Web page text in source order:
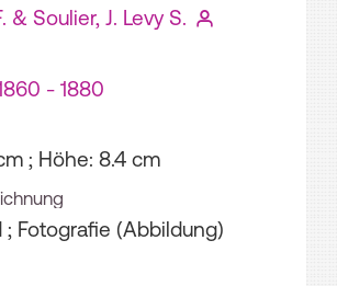
& Soulier, J. Levy S.
- 1880
; Höhe: 8.4 cm
; Fotografie (Abbildung)